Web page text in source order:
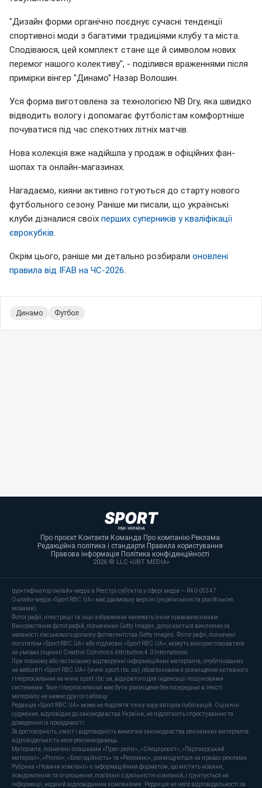
"Дизайн форми органічно поєднує сучасні тенденції
спортивної моди з багатими традиціями клубу та міста.
Сподіваюся, цей комплект стане ще й символом нових
перемог нашого колективу", - поділився враженнями після
примірки вінгер "Динамо" Назар Волошин.
Уся форма виготовлена за технологією NB Dry, яка швидко
відводить вологу і допомагає футболістам комфортніше
почуватися під час спекотних літніх матчів.
Нова колекція вже надійшла у продаж в офіційних фан-
шопах та онлайн-магазинах.
Нагадаємо, кияни активно готуються до старту нового
футбольного сезону. Раніше ми писали, що українські
клуби дізналися своїх перших суперників у кваліфікації
єврокубків.
Окрім цього, раніше ми детально розбирали оновлені
правила від IFAB на ЧС-2026.
Динамо Футбол
Про проєкт· Контакти· Команда· Про компанію· Реклама·
Редакційна політика і стандарти· Правила користування·
Правова інформація· Політика конфіденційності·
2026 © LLC «UBT MEDIA»
Ідентифікатор онлайн-медіа в Реєстрі суб’єктів у сфері медіа — R40-05347
Онлайн-медіа «Sport RBC.UA» має двомовну версію (українською та російською
мовами).
Фотографії, ілюстрації та інші зображення належать їхнім правовласникам.
Використання фотографій, позначених Getty Images, допускається виключно за
наявності письмового дозволу фотоагентства Getty Images. Фотографії, позначені
логотипом «Sport RBC.UA» або підписані «Sport RBC.UA», можуть використовуватися
на умовах ліцензії Creative Commons Attribution 4.0 International.
При повному або частковому відтворенні інформаційних матеріалів, опублікованих
на вебсайті «Sport RBC.UA» (www.sport.rbc.ua), обов'язковим є розміщення активного
гіперпосилання на www.sport.rbc.ua, відкритого для індексації пошуковими
системами. Таке гіперпосилання має бути розміщене безпосередньо в тексті
матеріалу не нижче другого абзацу.
Редакція «Sport RBC.UA» може не поділяти точку зору авторів публікацій. Оціночні
судження, відповідно до законодавства України, не підлягають спростуванню та
доведенню їх правдивості.
За достовірність, зміст і відповідність вимогам законодавства рекламних матеріалів
відповідальність несе рекламодавець.
Матеріали, позначені плашками «Прес-реліз», «Спецпроєкт», «Партнерський
матеріал», «Promo», «Благодійність» та «Резонанс», розміщуються на правах реклами.
Рубрика «Новини компанії» є інформаційним форматом, що містить новини,
повідомлення та оголошення, пов'язані з діяльністю компаній, і ґрунтується на
інформації, наданій відповідними компаніями. Редакція не несе відповідальності за